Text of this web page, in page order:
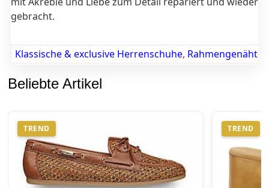
gebracht.
Klassische & exclusive Herrenschuhe, Rahmengenähte
Beliebte Artikel
TREND TREND